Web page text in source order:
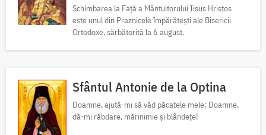
Schimbarea la Față a Mântuitorului Iisus Hristos
este unul din Praznicele împărătești ale Bisericii
Ortodoxe, sărbătorită la 6 august.
Sfântul Antonie de la Optina
Doamne, ajută-mi să văd păcatele mele; Doamne,
dă-mi răbdare, mărinimie şi blândeţe!